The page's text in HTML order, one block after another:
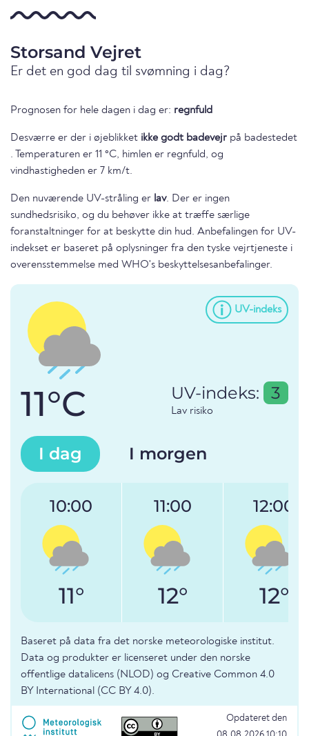
Storsand Vejret
Er det en god dag til svømning i dag?
Prognosen for hele dagen i dag er: regnfuld
Desværre er der i øjeblikket ikke godt badevejr på badestedet
. Temperaturen er 11 °C, himlen er regnfuld, og
vindhastigheden er 7 km/t.
Den nuværende UV-stråling er lav. Der er ingen
sundhedsrisiko, og du behøver ikke at træffe særlige
foranstaltninger for at beskytte din hud. Anbefalingen for UV-
indekset er baseret på oplysninger fra den tyske vejrtjeneste i
overensstemmelse med WHO's beskyttelsesanbefalinger.
UV-indeks
11°C UV-indeks: 3
Lav risiko
I dag I morgen
10:00
11°
11:00
12°
12:00
12°
Baseret på data fra det norske meteorologiske institut.
Data og produkter er licenseret under den norske
offentlige datalicens (NLOD) og Creative Common 4.0
BY International (CC BY 4.0).
Opdateret den